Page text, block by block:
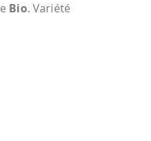
Bio. Variété